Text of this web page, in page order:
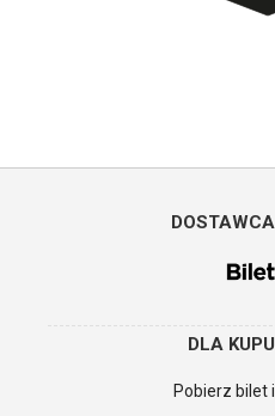
DLA
Pobierz bilet